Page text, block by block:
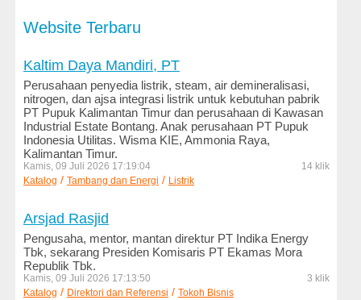
Hidup
dan
Kencan
Kesehatan
dan
Kecantikan
Komputer
Internet
Konstruksi
dan
Engineering
Website Terbaru
Kaltim Daya Mandiri, PT
Perusahaan penyedia listrik, steam, air demineralisasi,
nitrogen, dan ajsa integrasi listrik untuk kebutuhan pabrik
PT Pupuk Kalimantan Timur dan perusahaan di Kawasan
Industrial Estate Bontang. Anak perusahaan PT Pupuk
Indonesia Utilitas. Wisma KIE, Ammonia Raya,
Kalimantan Timur.
Kamis, 09 Juli 2026 17:19:04
14 klik
Katalog / Tambang dan Energi / Listrik
Arsjad Rasjid
Pengusaha, mentor, mantan direktur PT Indika Energy
Tbk, sekarang Presiden Komisaris PT Ekamas Mora
Republik Tbk.
Kamis, 09 Juli 2026 17:13:50
3 klik
Katalog / Direktori dan Referensi / Tokoh Bisnis